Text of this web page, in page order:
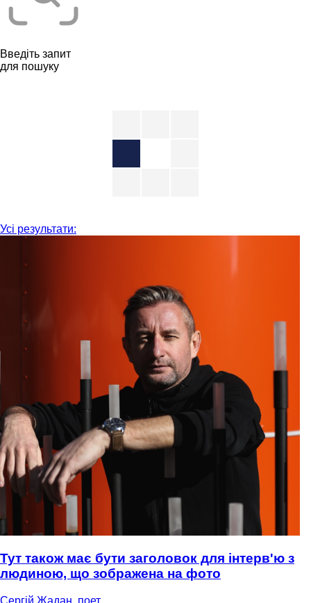
Введіть запит
для пошуку
Усі результати:
Тут також має бути заголовок для інтерв'ю з
людиною, що зображена на фото
Сергій Жадан, поет